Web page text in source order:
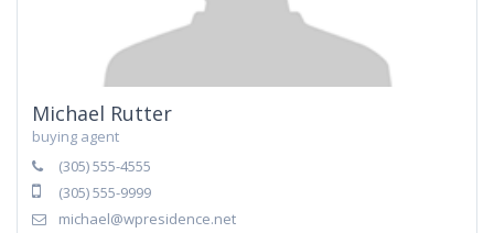
Michael Rutter
buying agent
(305) 555-4555
(305) 555-9999
michael@wpresidence.net